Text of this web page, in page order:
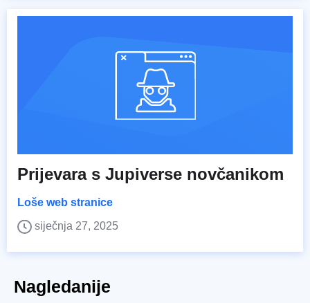
Prijevara s Jupiverse novčanikom
Loše web stranice
siječnja 27, 2025
Nagledanije